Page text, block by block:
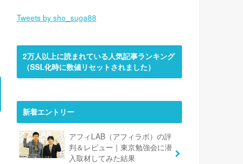
Tweets by sho_suga88
2万人以上に読まれている人気記事ランキング
（SSL化時に数値リセットされました）
新着エントリー
アフィLAB（アフィラボ）の評
判＆レビュー｜東京勉強会に潜
入取材してみた結果